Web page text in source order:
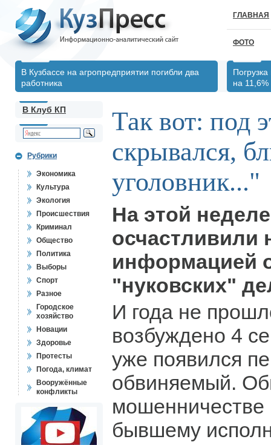
ГЛАВНАЯ
ФОТО
В Кузбассе на агропредприятии погибли два
работника
на 11,6%
В Клуб КП
Рубрики
Экономика
Культура
Экология
Происшествия
Криминал
Общество
Политика
Выборы
Спорт
Разное
Городское
хозяйство
Новации
Здоровье
Протесты
Погода, климат
Вооружённые
конфликты
Так вот: под
скрывался,
уголовник..."
На этой
осчастливили
информацией
"нуковских"
И года не
возбуждено 4
уже появился
обвиняемый.
мошенничестве
бывшему